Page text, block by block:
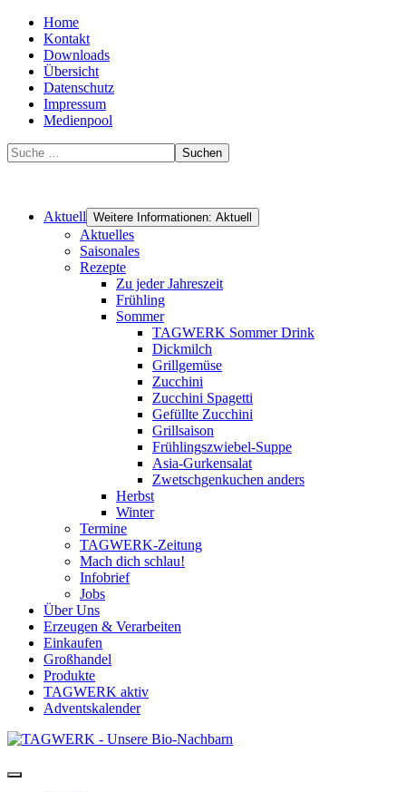
Home
Kontakt
Downloads
Übersicht
Datenschutz
Impressum
Medienpool
Suchen
Aktuell Weitere Informationen: Aktuell
Aktuelles
Saisonales
Rezepte
Zu jeder Jahreszeit
Frühling
Sommer
TAGWERK Sommer Drink
Dickmilch
Grillgemüse
Zucchini
Zucchini Spagetti
Gefüllte Zucchini
Grillsaison
Frühlingszwiebel-Suppe
Asia-Gurkensalat
Zwetschgenkuchen anders
Herbst
Winter
Termine
TAGWERK-Zeitung
Mach dich schlau!
Infobrief
Jobs
Über Uns
Erzeugen & Verarbeiten
Einkaufen
Großhandel
Produkte
TAGWERK aktiv
Adventskalender